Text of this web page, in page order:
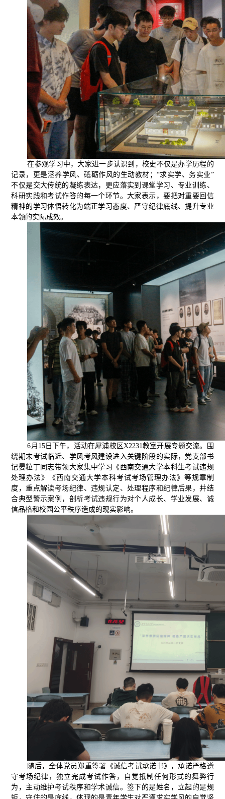
在参观学习中，大家进一步认识到，校史不仅是办学历程的
记录，更是涵养学风、砥砺作风的生动教材；“求实学、务实业”
不仅是交大传统的凝练表达，更应落实到课堂学习、专业训练、
科研实践和考试作答的每一个环节。大家表示，要把对重要回信
精神的学习体悟转化为端正学习态度、严守纪律底线、提升专业
本领的实际成效。
6月15日下午，活动在犀浦校区X2231教室开展专题交流。围
绕期末考试临近、学风考风建设进入关键阶段的实际，党支部书
记晏粒丁同志带领大家集中学习《西南交通大学本科生考试违规
处理办法》《西南交通大学本科考试考场管理办法》等规章制
度，重点解读考场纪律、违规认定、处理程序和纪律后果，并结
合典型警示案例，剖析考试违规行为对个人成长、学业发展、诚
信品格和校园公平秩序造成的现实影响。
随后，全体党员郑重签署《诚信考试承诺书》，承诺严格遵
守考场纪律，独立完成考试作答，自觉抵制任何形式的舞弊行
为，主动维护考试秩序和学术诚信。签下的是姓名，立起的是规